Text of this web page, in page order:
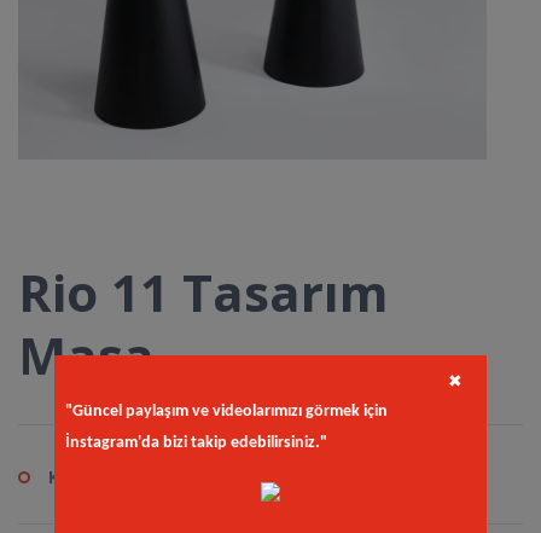
Rio 11 Tasarım
Masa
Kod
"Güncel paylaşım ve videolarımızı görmek için
İnstagram'da bizi takip edebilirsiniz."
✖